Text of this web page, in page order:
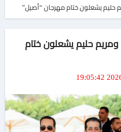
حليم يشعلون ختام مهرجان “أصيل”
حليم يشعلون ختام